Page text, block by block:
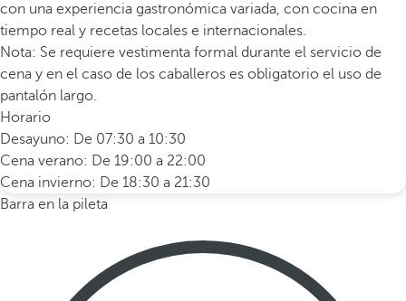
con una experiencia gastronómica variada, con cocina en
tiempo real y recetas locales e internacionales.
Nota: Se requiere vestimenta formal durante el servicio de
cena y en el caso de los caballeros es obligatorio el uso de
pantalón largo.
Horario
Desayuno: De 07:30 a 10:30
Cena verano: De 19:00 a 22:00
Cena invierno: De 18:30 a 21:30
Barra en la pileta